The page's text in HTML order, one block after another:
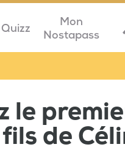
Quizz
Mon
Nostapass
le
de